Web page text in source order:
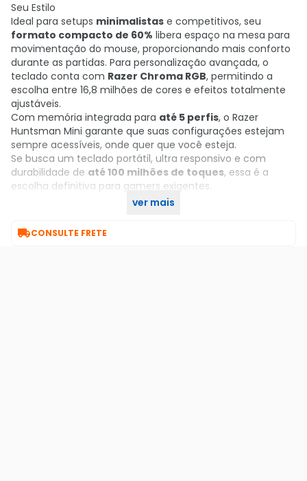
Seu Estilo
Ideal para setups minimalistas e competitivos, seu
formato compacto de 60% libera espaço na mesa para
movimentação do mouse, proporcionando mais conforto
durante as partidas. Para personalização avançada, o
teclado conta com Razer Chroma RGB, permitindo a
escolha entre 16,8 milhões de cores e efeitos totalmente
ajustáveis.
Com memória integrada para até 5 perfis, o Razer
Huntsman Mini garante que suas configurações estejam
sempre acessíveis, onde quer que você esteja.
Se busca um teclado portátil, ultra responsivo e com
durabilidade de até 100 milhões de toques, essa é a
escolha definitiva para gamers exigentes.
ver mais
CONSULTE FRETE